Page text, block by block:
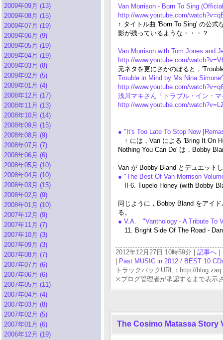
2009年09月 (13)
2009年08月 (15)
2009年07月 (19)
2009年06月 (9)
2009年05月 (19)
2009年04月 (19)
2009年03月 (8)
2009年02月 (5)
2009年01月 (4)
2008年12月 (17)
2008年11月 (13)
2008年10月 (14)
2008年09月 (15)
2008年08月 (9)
2008年07月 (7)
2008年06月 (6)
2008年05月 (10)
2008年04月 (10)
2008年03月 (15)
2008年02月 (9)
2008年01月 (10)
2007年12月 (9)
2007年11月 (7)
2007年10月 (3)
2007年09月 (3)
2007年08月 (7)
2007年07月 (6)
2007年06月 (6)
2007年05月 (11)
2007年04月 (4)
2007年03月 (8)
2007年02月 (5)
2007年01月 (6)
2006年12月 (19)
Van Morrison - Born To Sing
http://www.youtube.com/
↑ タイトル曲 'Born To Sing' の公式
影が残っているような・・・？
Van Morrison with Tom Jones and
http://www.youtube.com/
元ネタを更にさかのぼると，
Trouble in Mind by Ms Nina
http://www.youtube.com/
浅川マキさん「トラブル・イン・
http://www.youtube.com/
● "It's Too Late To Stop Now
↑ には，Van による 'Bring It On
Nothing You Can Do' は，Bobby
Van が Bobby Bland とデュエット
● "The Best Of Van Morrison
II-6. Tupelo Honey (with Bobby
同じように，Bobby Bland をアイ
る。
● V.A. "Vanthology - A Tribute To
11. Bright Side Of The Road -
2012年12月27日 10時59分 | 記事へ
Past MUSIC in 2012 / BEST 10
トラックバックURL：http://
※ブログ管理者が承認するまで表示
The Cosimo Matassa Story